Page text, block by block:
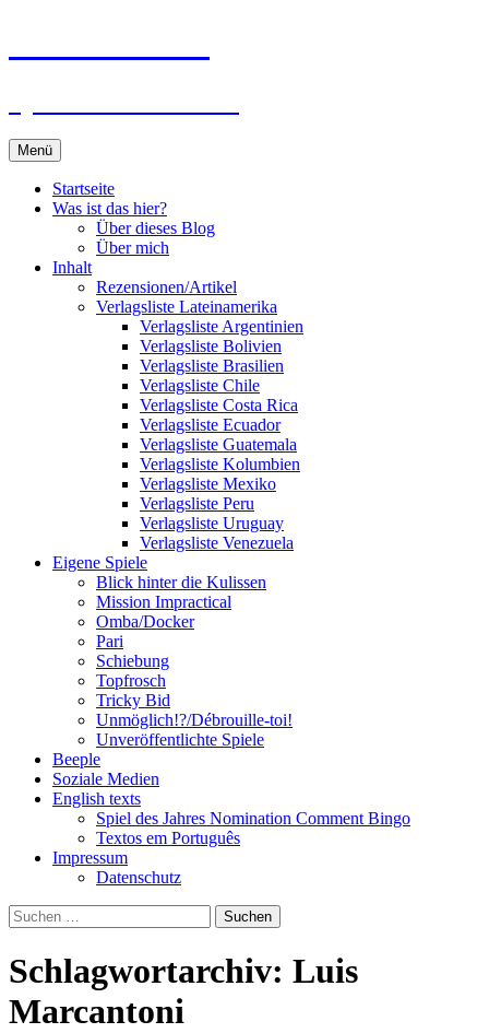
Menü
Startseite
Was ist das hier?
Über dieses Blog
Über mich
Inhalt
Rezensionen/Artikel
Verlagsliste Lateinamerika
Verlagsliste Argentinien
Verlagsliste Bolivien
Verlagsliste Brasilien
Verlagsliste Chile
Verlagsliste Costa Rica
Verlagsliste Ecuador
Verlagsliste Guatemala
Verlagsliste Kolumbien
Verlagsliste Mexiko
Verlagsliste Peru
Verlagsliste Uruguay
Verlagsliste Venezuela
Eigene Spiele
Blick hinter die Kulissen
Mission Impractical
Omba/Docker
Pari
Schiebung
Topfrosch
Tricky Bid
Unmöglich!?/Débrouille-toi!
Unveröffentlichte Spiele
Beeple
Soziale Medien
English texts
Spiel des Jahres Nomination Comment Bingo
Textos em Português
Impressum
Datenschutz
Suchen
nach:
Schlagwortarchiv: Luis
Marcantoni